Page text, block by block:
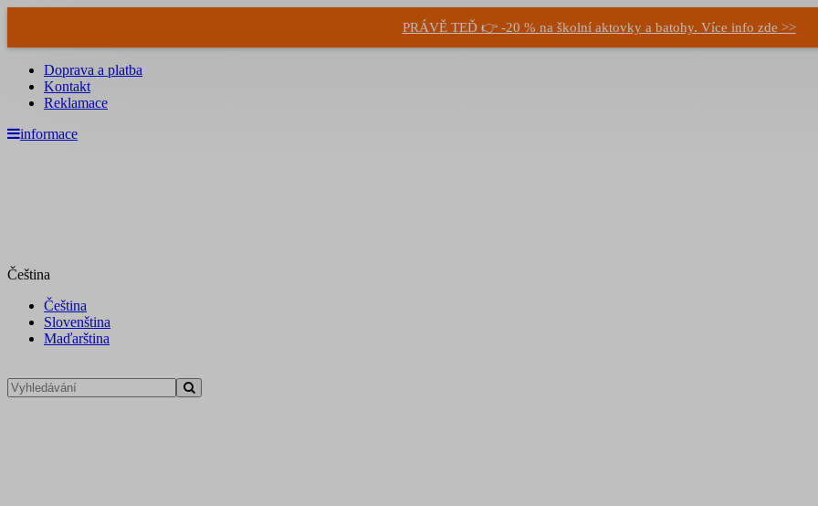
PRÁVĚ TEĎ 👉 -20 % na školní aktovky a batohy. Více info zde >>
Doprava a platba
Kontakt
Reklamace
informace
Čeština
Čeština
Slovenština
Maďarština